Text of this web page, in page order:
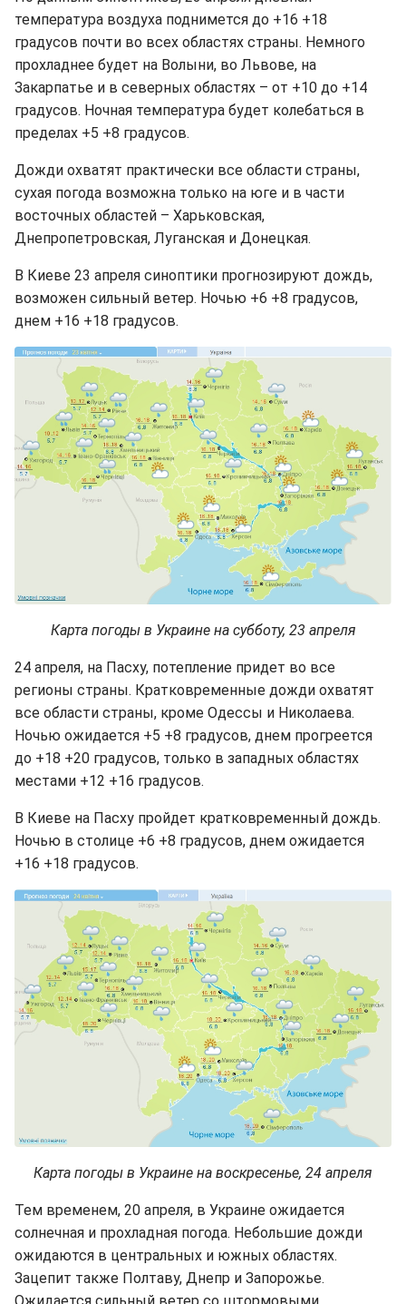
температура воздуха поднимется до +16 +18
градусов почти во всех областях страны. Немного
прохладнее будет на Волыни, во Львове, на
Закарпатье и в северных областях – от +10 до +14
градусов. Ночная температура будет колебаться в
пределах +5 +8 градусов.
Дожди охватят практически все области страны,
сухая погода возможна только на юге и в части
восточных областей – Харьковская,
Днепропетровская, Луганская и Донецкая.
В Киеве 23 апреля синоптики прогнозируют дождь,
возможен сильный ветер. Ночью +6 +8 градусов,
днем +16 +18 градусов.
Карта погоды в Украине на субботу, 23 апреля
24 апреля, на Пасху, потепление придет во все
регионы страны. Кратковременные дожди охватят
все области страны, кроме Одессы и Николаева.
Ночью ожидается +5 +8 градусов, днем прогреется
до +18 +20 градусов, только в западных областях
местами +12 +16 градусов.
В Киеве на Пасху пройдет кратковременный дождь.
Ночью в столице +6 +8 градусов, днем ожидается
+16 +18 градусов.
Карта погоды в Украине на воскресенье, 24 апреля
Тем временем, 20 апреля, в Украине ожидается
солнечная и прохладная погода. Небольшие дожди
ожидаются в центральных и южных областях.
Зацепит также Полтаву, Днепр и Запорожье.